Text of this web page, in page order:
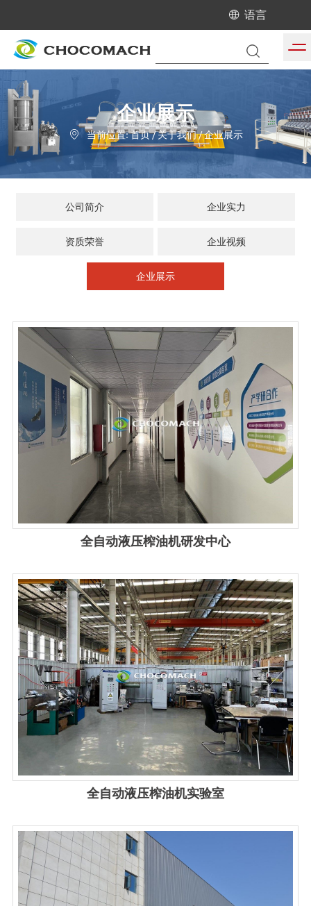
语言
企业展示
当前位置:首页/ 关于我们/企业展示
公司简介 企业实力
资质荣誉 企业视频
企业展示
View details
全自动液压榨油机研发中心
View details
全自动液压榨油机实验室